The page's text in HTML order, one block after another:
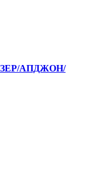
АПДЖОН/